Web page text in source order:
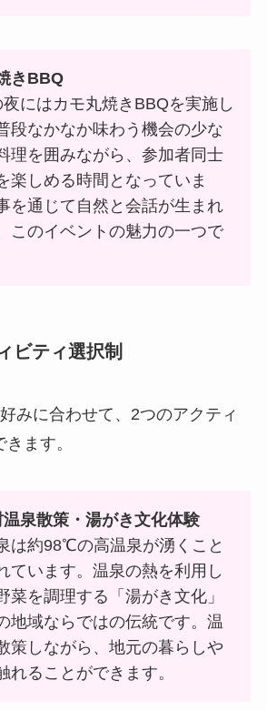
きBBQ
にはカモ丸焼きBBQを実施し
段なかなか味わう機会の少な
理を囲みながら、参加者同士
楽しめる時間となっていま
を通じて自然と会話が生まれ
このイベントの魅力の一つで
ビティ選択制
みに合わせて、2つのアクティ
ます。
温泉散策・湯がき文化体験
は約98℃の高温泉が湧くこと
ています。温泉の熱を利用し
菜を調理する「湯がき文化」
地域ならではの伝統です。温
策しながら、地元の暮らしや
れることができます。